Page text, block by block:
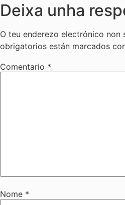
Deixa unha
O teu enderezo electrónico non
obrigatorios están marcados
Comentario *
Nome *